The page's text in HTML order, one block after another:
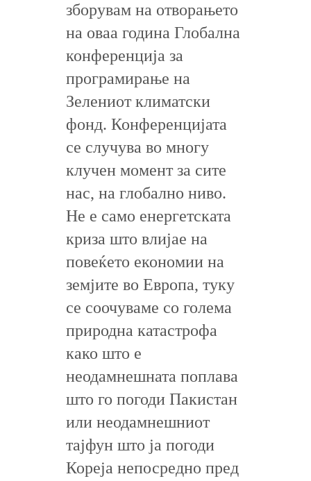
зборувам на отворањето
на оваа година Глобална
конференција за
програмирање на
Зелениот климатски
фонд. Конференцијата
се случува во многу
клучен момент за сите
нас, на глобално ниво.
Не е само енергетската
криза што влијае на
повеќето економии на
земјите во Европа, туку
се соочуваме со голема
природна катастрофа
како што е
неодамнешната поплава
што го погоди Пакистан
или неодамнешниот
тајфун што ја погоди
Кореја непосредно пред